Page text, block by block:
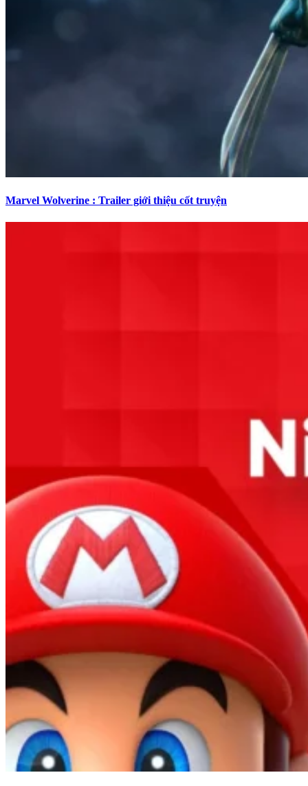
Marvel Wolverine : Trailer giới thiệu cốt truyện